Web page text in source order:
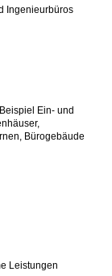
Ingenieurbüros
Ein- und
Bürogebäude
Leistungen